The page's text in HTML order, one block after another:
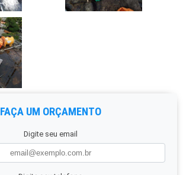
FAÇA UM ORÇAMENTO
Digite seu email